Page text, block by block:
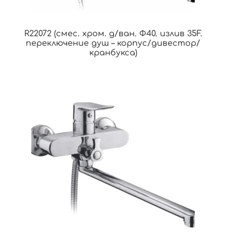
R22072 (смес. хром. д/ван. Ф40. излив 35F.
переключение душ – корпус/дивестор/
кранбукса)